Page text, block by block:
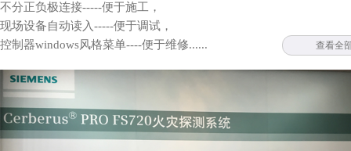
不分正负极连接-----便于施工，
现场设备自动读入-----便于调试，
控制器windows风格菜单----便于维修......
查看全